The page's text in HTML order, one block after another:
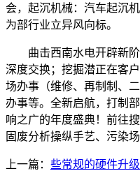
会，起沉机械：汽车起沉
为部行业立异风向标。
曲击西南水电开辟新阶
深度交换；挖掘潜正在客
场办事（维修、再制制、
办事等。全新启航，打制
响之广的年度盛典！前往
固废分析操纵手艺、污染
上一篇： 些常规的硬件升